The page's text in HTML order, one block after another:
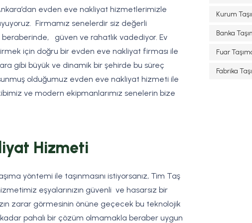
evden eve nakliyat hizmetlerimizle
Firmamız senelerdir siz değerli
güven ve rahatlık vadediyor. Ev
için doğru bir evden eve nakliyat firması ile
gibi büyük ve dinamik bir şehirde bu süreç
olduğumuz evden eve nakliyat hizmeti ile
ve modern ekipmanlarımız senelerin bize
Hizmeti
yöntemi ile taşınmasını istiyorsanız, Tim Taş
eşyalarınızın güvenli ve hasarsız bir
zarar görmesinin önüne geçecek bu teknolojik
pahalı bir çözüm olmamakla beraber uygun
Kurum
Banka
Fuar
Fabrika